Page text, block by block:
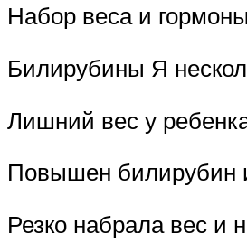
Набор веса и
Билирубины Я
Лишний вес у
Повышен билирубин
Резко набрала вес и